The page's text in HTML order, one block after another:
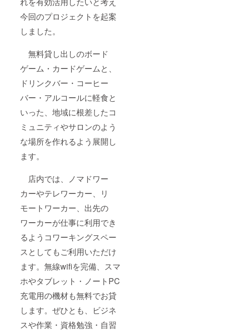
今回のプロジェクトを起案
しました。
無料貸し出しのボード
ゲーム・カードゲームと、
ドリンクバー・コーヒー
バー・アルコールに軽食と
いった、地域に根差したコ
ミュニティやサロンのよう
な場所を作れるよう展開し
ます。
店内では、ノマドワー
カーやテレワーカー、リ
モートワーカー、出先の
ワーカーが仕事に利用でき
るようコワーキングスペー
スとしてもご利用いただけ
ます。無線wifiを完備、スマ
ホやタブレット・ノートPC
充電用の機材も無料でお貸
します。ぜひとも、ビジネ
スや作業・資格勉強・自習